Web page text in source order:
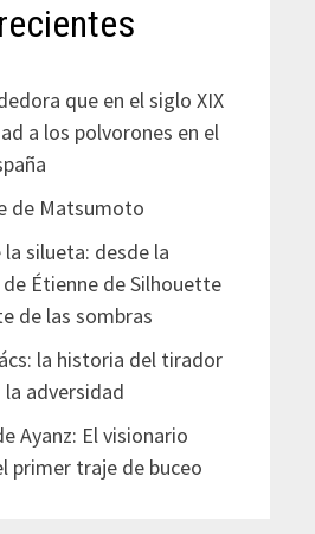
que en el siglo XIX
a los polvorones en el
de Matsumoto
silueta: desde la
Étienne de Silhouette
de las sombras
la historia del tirador
la adversidad
Ayanz: El visionario
primer traje de buceo